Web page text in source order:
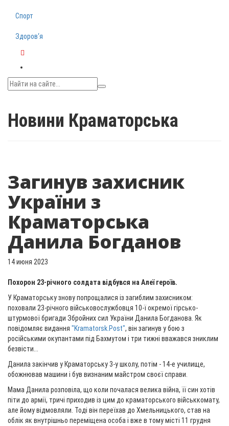
Спорт
Здоров‘я
Новини Краматорська
Загинув захисник
України з
Краматорська
Данила Богданов
14 июня 2023
Похорон 23-річного солдата відбувся на Алеї героїв.
У Краматорську знову попрощалися із загиблим захисником:
поховали 23-річного військовослужбовця 10-ї окремої гірсько-
штурмової бригади Збройних сил України Данила Богданова. Як
повідомляє видання "Kramatorsk.Post", він загинув у бою з
російськими окупантами під Бахмутом і три тижні вважався зниклим
безвісти...
Данила закінчив у Краматорську 3-у школу, потім - 14-е училище,
обожнював машини і був визнаним майстром своєї справи.
Мама Данила розповіла, що коли почалася велика війна, її син хотів
піти до армії, тричі приходив із цим до краматорського військкомату,
але йому відмовляли. Тоді він переїхав до Хмельницького, став на
облік як внутрішньо переміщена особа і вже в тому місті 11 грудня